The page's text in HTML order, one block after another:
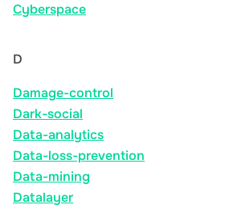
Cyberspace
D
Damage-control
Dark-social
Data-analytics
Data-loss-prevention
Data-mining
Datalayer